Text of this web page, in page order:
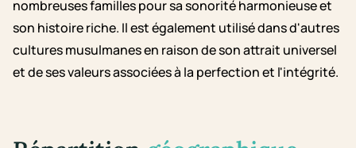
nombreuses familles pour sa sonorité harmonieuse et
son histoire riche. Il est également utilisé dans d'autres
cultures musulmanes en raison de son attrait universel
et de ses valeurs associées à la perfection et l'intégrité.